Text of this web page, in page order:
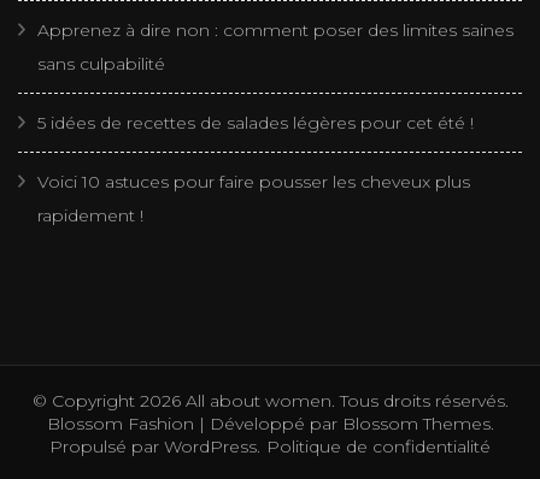
Apprenez à dire non : comment poser des limites saines
sans culpabilité
5 idées de recettes de salades légères pour cet été !
Voici 10 astuces pour faire pousser les cheveux plus
rapidement !
© Copyright 2026 All about women. Tous droits réservés.
Blossom Fashion | Développé parBlossom Themes.
Propulsé par WordPress. Politique de confidentialité